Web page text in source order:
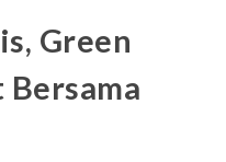
Green